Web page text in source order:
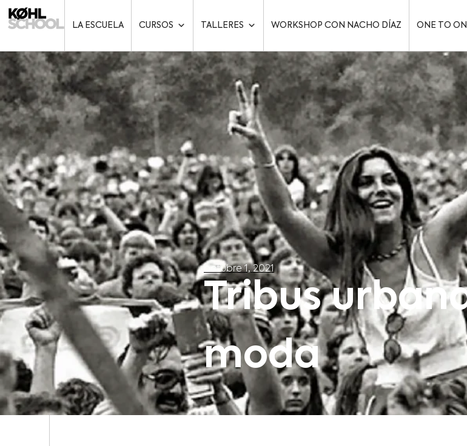
LA ESCUELA CURSOS TALLERES WORKSHOP CON NACHO DÍAZ ONE TO
octubre 1, 2021
Tribus
moda